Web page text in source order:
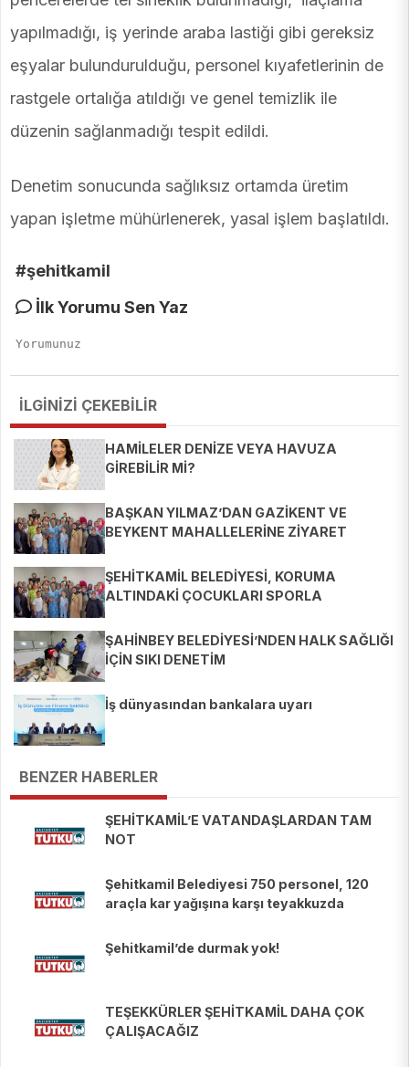
yapılmadığı, iş yerinde araba lastiği gibi gereksiz
eşyalar bulundurulduğu, personel kıyafetlerinin de
rastgele ortalığa atıldığı ve genel temizlik ile
düzenin sağlanmadığı tespit edildi.
Denetim sonucunda sağlıksız ortamda üretim
yapan işletme mühürlenerek, yasal işlem başlatıldı.
#şehitkamil
İlk Yorumu Sen Yaz
İLGİNİZİ ÇEKEBİLİR
HAMİLELER DENİZE VEYA HAVUZA
GİREBİLİR Mİ?
BAŞKAN YILMAZ’DAN GAZİKENT VE
BEYKENT MAHALLELERİNE ZİYARET
ŞEHİTKAMİL BELEDİYESİ, KORUMA
ALTINDAKİ ÇOCUKLARI SPORLA
ŞAHİNBEY BELEDİYESİ’NDEN HALK SAĞLIĞI
İÇİN SIKI DENETİM
İş dünyasından bankalara uyarı
BENZER HABERLER
ŞEHİTKAMİL’E VATANDAŞLARDAN TAM
NOT
Şehitkamil Belediyesi 750 personel, 120
araçla kar yağışına karşı teyakkuzda
Şehitkamil’de durmak yok!
TEŞEKKÜRLER ŞEHİTKAMİL DAHA ÇOK
ÇALIŞACAĞIZ